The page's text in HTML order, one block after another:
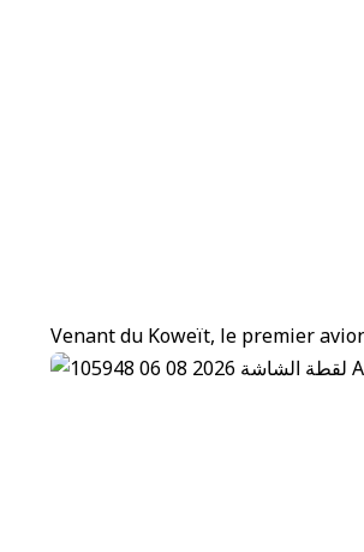
Venant du Koweït, le premier